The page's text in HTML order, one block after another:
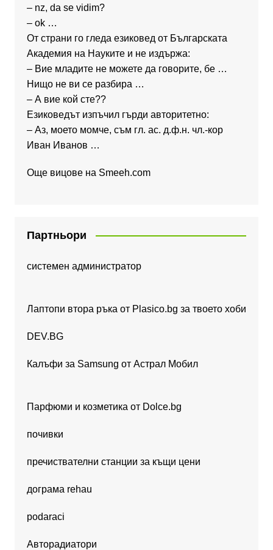
– nz, da se vidim?
– ok …
От страни го гледа езиковед от Българската
Академия на Науките и не издържа:
– Вие младите не можете да говорите, бе …
Нищо не ви се разбира …
– А вие кой сте??
Езиковедът изпъчил гърди авторитетно:
– Аз, моето момче, съм гл. ас. д.ф.н. чл.-кор
Иван Иванов …
Още вицове на Smeeh.com
Партньори
системен администратор
Лаптопи втора ръка от Plasico.bg за твоето хоби
DEV.BG
Калъфи за Samsung от Астрал Мобил
Парфюми и козметика от Dolce.bg
почивки
пречиствателни станции за къщи цени
дограма rehau
podaraci
Авторадиатори